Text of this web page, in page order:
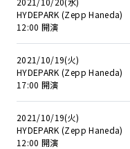
HYDEPARK (Zepp Haneda)
12:00 開演
2021/10/19(火)
HYDEPARK (Zepp Haneda)
17:00 開演
2021/10/19(火)
HYDEPARK (Zepp Haneda)
12:00 開演